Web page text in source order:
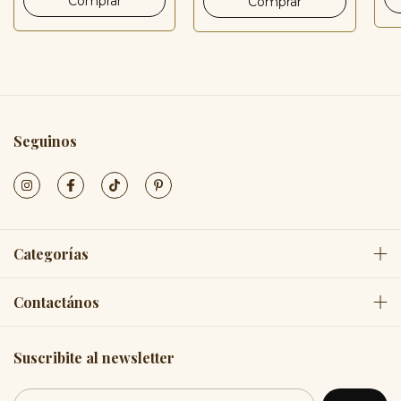
Seguinos
Categorías
Contactános
Suscribite al newsletter